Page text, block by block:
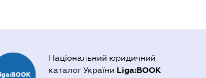
Національний юридичний
каталог України Liga:BOOK